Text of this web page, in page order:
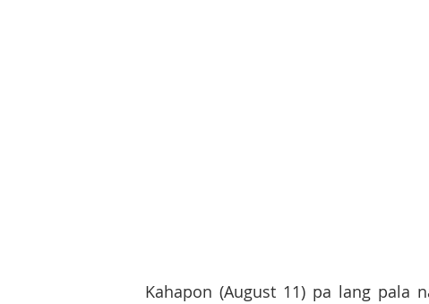
Kahapon (August 11) pa lang pala